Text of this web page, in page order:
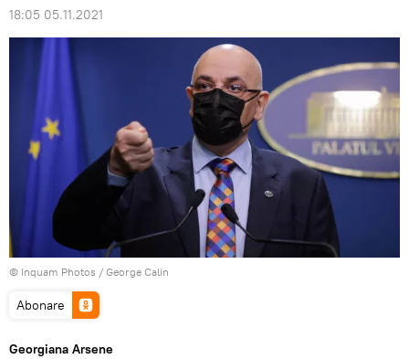
18:05 05.11.2021
© Inquam Photos / George Calin
Abonare
Georgiana Arsene